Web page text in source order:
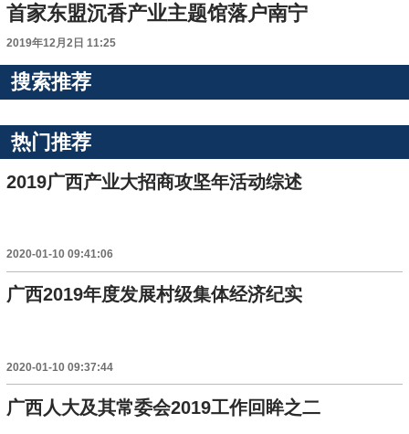
首家东盟沉香产业主题馆落户南宁
2019年12月2日 11:25
搜索推荐
热门推荐
2019广西产业大招商攻坚年活动综述
2020-01-10 09:41:06
广西2019年度发展村级集体经济纪实
2020-01-10 09:37:44
广西人大及其常委会2019工作回眸之二